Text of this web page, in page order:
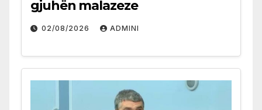
gjuhën malazeze
02/08/2026 ADMINI